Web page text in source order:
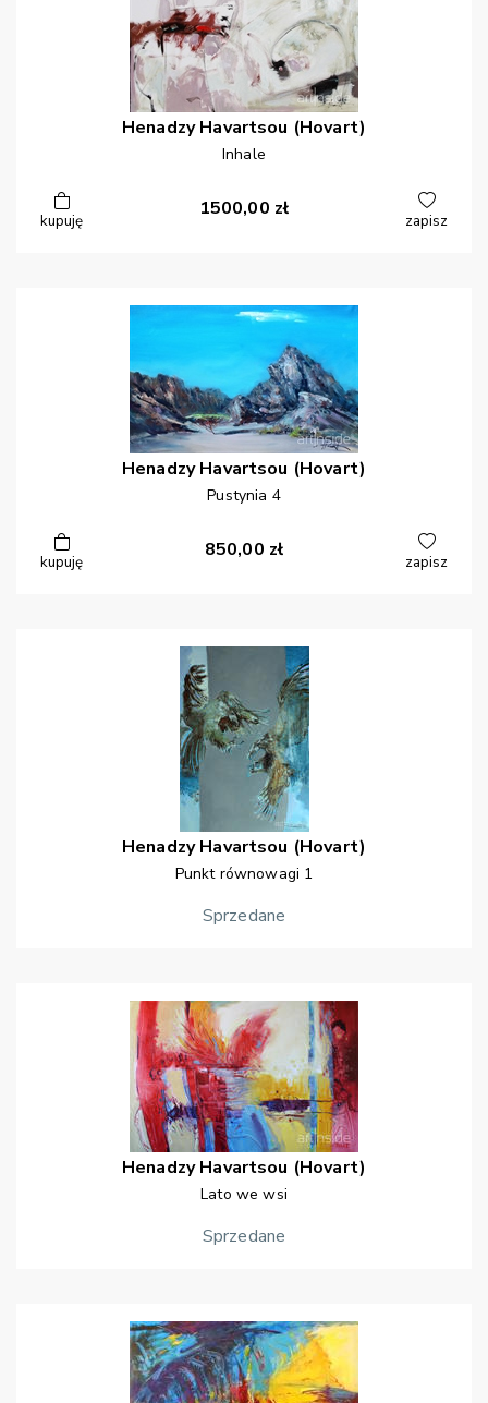
Henadzy Havartsou (Hovart)
Inhale
kupuję
1500,00 zł
zapisz
Henadzy Havartsou (Hovart)
Pustynia 4
kupuję
850,00 zł
zapisz
Henadzy Havartsou (Hovart)
Punkt równowagi 1
Sprzedane
Henadzy Havartsou (Hovart)
Lato we wsi
Sprzedane